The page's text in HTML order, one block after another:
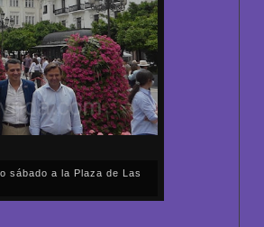
sábado a la Plaza de Las